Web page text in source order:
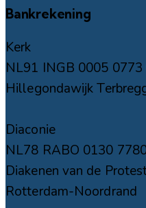
Bankrekening
Kerk
NL91 INGB 0005
Hillegondawijk
Diaconie
NL78 RABO 0130
Diakenen van de
Rotterdam-Noordrand